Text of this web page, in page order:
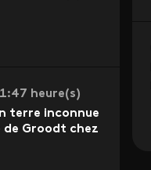
heure(s)
terre inconnue
de Groodt chez